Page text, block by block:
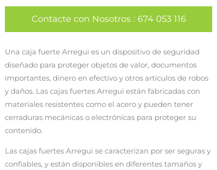
Contacte con Nosotros: 674 053 116
Una caja fuerte Arregui es un dispositivo de seguridad
diseñado para proteger objetos de valor, documentos
importantes, dinero en efectivo y otros artículos de robos
y daños. Las cajas fuertes Arregui están fabricadas con
materiales resistentes como el acero y pueden tener
cerraduras mecánicas o electrónicas para proteger su
contenido.
Las cajas fuertes Arregui se caracterizan por ser seguras y
confiables, y están disponibles en diferentes tamaños y